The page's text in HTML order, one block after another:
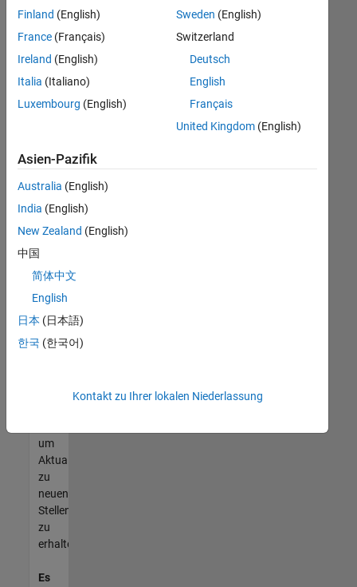
Suchkriterien
weiter
fassen
oder
alle
Stellenangebote
anzeigen .
noch
keine
offenen
Stellen
können,
die
Ihren
entsprechen,
werden
unseres
um
Aktualisierungen
zu
neuen
Stellenangeboten
zu
erhalten.
Es
Finland (English)
France (Français)
Ireland (English)
Italia (Italiano)
Luxembourg (English)
Sweden (English)
Switzerland
Deutsch
English
Français
United Kingdom(English)
Asien-Pazifik
Australia (English)
India (English)
New Zealand (English)
中国
简体中文
English
日本 (日本語)
한국 (한국어)
Kontakt zu Ihrer lokalen Niederlassung